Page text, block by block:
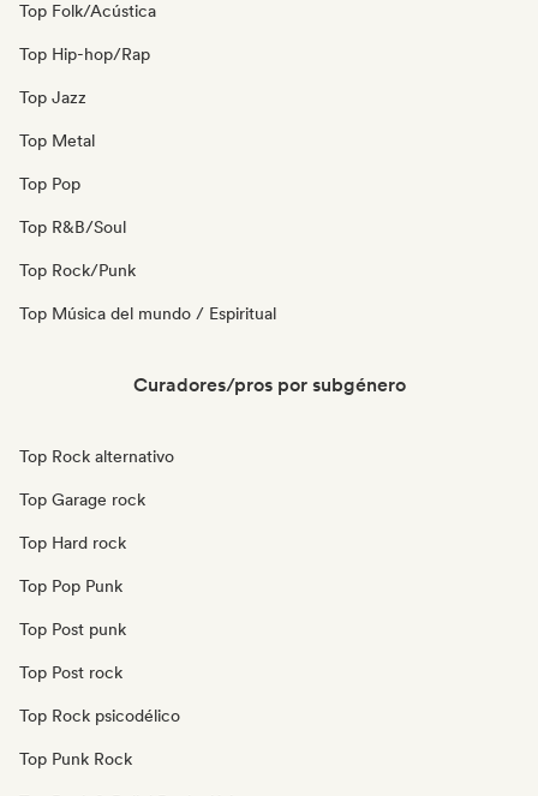
Top Folk/Acústica
Top Hip-hop/Rap
Top Jazz
Top Metal
Top Pop
Top R&B/Soul
Top Rock/Punk
Top Música del mundo / Espiritual
Curadores/pros por subgénero
Top Rock alternativo
Top Garage rock
Top Hard rock
Top Pop Punk
Top Post punk
Top Post rock
Top Rock psicodélico
Top Punk Rock